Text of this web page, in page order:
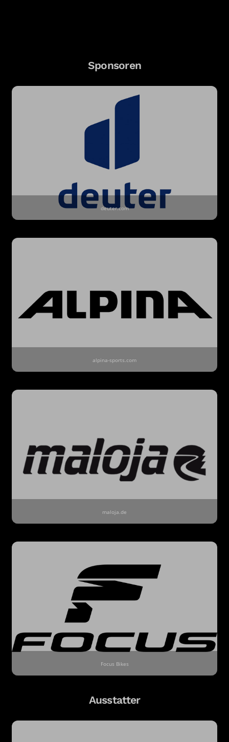
Sponsoren
deuter.com
alpina-sports.com
maloja.de
Focus Bikes
Ausstatter